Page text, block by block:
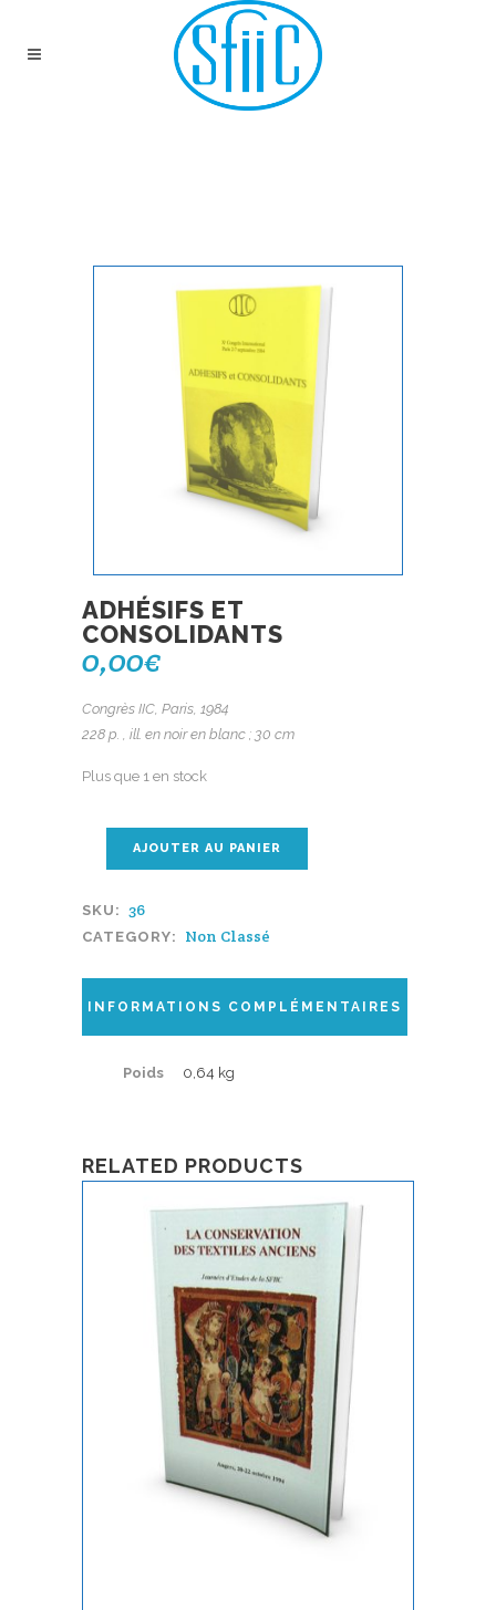
ADHÉSIFS ET
CONSOLIDANTS
0,00€
Congrès IIC, Paris, 1984
228 p. , ill. en noir en blanc ; 30 cm
Plus que 1 en stock
AJOUTER AU PANIER
SKU: 36
CATEGORY: Non Classé
INFORMATIONS COMPLÉMENTAIRES
Poids 0,64 kg
RELATED PRODUCTS